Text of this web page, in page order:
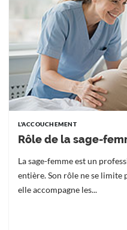
L'ACCOUCHEMENT
Rôle de la sage-
La sage-femme est un
entière. Son rôle ne se limite
elle accompagne les...